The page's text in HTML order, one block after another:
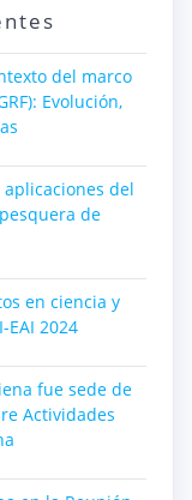
del marco
Evolución,
aplicaciones del
de
en ciencia y
EAI 2024
fue sede de
Actividades